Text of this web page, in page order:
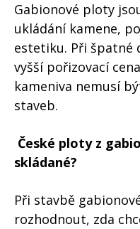
Gabionové ploty
ukládání kamene,
estetiku. Při špatné
vyšší pořizovací
kameniva nemusí
staveb.
České ploty z
skládané?
Při stavbě
rozhodnout, zda